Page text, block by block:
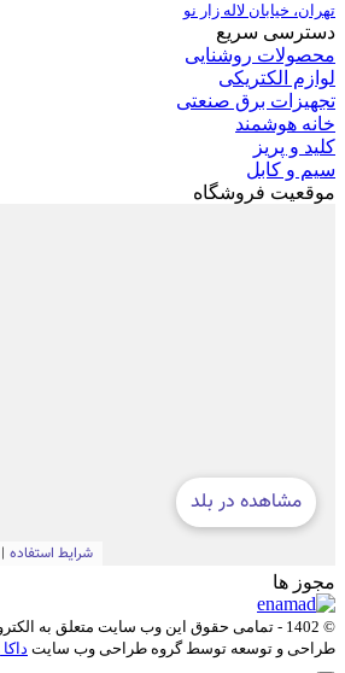
تهران، خیابان لاله زار نو
دسترسی سریع
محصولات روشنایی
لوازم الکتریکی
تجهیزات برق صنعتی
خانه هوشمند
کلید و پریز
سیم و کابل
موقعیت فروشگاه
مجوز ها
© 1402 - تمامی حقوق این وب سایت متعلق به
طراحی و توسعه توسط گروه طراحی وب سایت